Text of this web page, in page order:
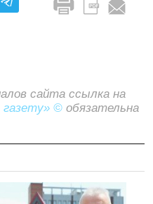
сайта ссылка на
газету» © обязательна